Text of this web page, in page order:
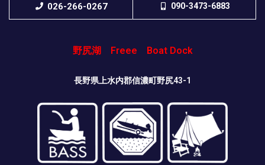
026-266-0267 090-3473-6883
野尻湖 Freee Boat Dock
長野県上水内郡信濃町野尻43-1